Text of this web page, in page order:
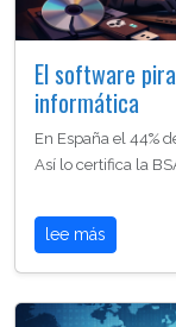
El software
informática
En España el 44%
Así lo certifica la
lee más